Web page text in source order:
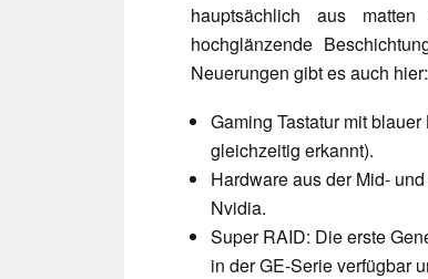
hauptsächlich aus
hochglänzende
Neuerungen gibt es auch hier:
Gaming Tastatur mit
gleichzeitig erkannt).
Hardware aus der Mid-
Nvidia.
Super RAID: Die erste
in der GE-Serie verfügbar